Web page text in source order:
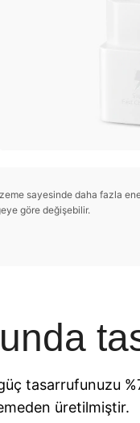
sayesinde daha fazla
göre değişebilir.
tasarrufunuzu
üretilmiştir.